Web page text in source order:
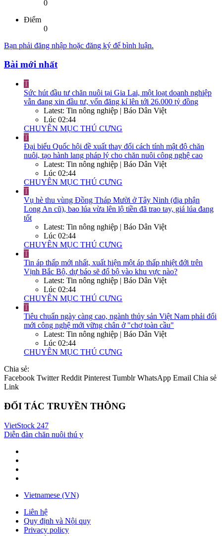
0
Điểm
0
Bạn phải đăng nhập hoặc đăng ký để bình luận.
Bài mới nhất
T
Sức hút đầu tư chăn nuôi tại Gia Lai, một loạt doanh nghiệp
vẫn đang xin đầu tư, vốn đăng kí lên tới 26.000 tỷ đồng
Latest: Tin nông nghiệp | Báo Dân Việt
Lúc 02:44
CHUYÊN MỤC THÚ CƯNG
T
Đại biểu Quốc hội đề xuất thay đổi cách tính mật độ chăn
nuôi, tạo hành lang pháp lý cho chăn nuôi công nghệ cao
Latest: Tin nông nghiệp | Báo Dân Việt
Lúc 02:44
CHUYÊN MỤC THÚ CƯNG
T
Vụ hè thu vùng Đồng Tháp Mười ở Tây Ninh (địa phận
Long An cũ), bao lúa vừa lên lộ tiền đã trao tay, giá lúa đang
tốt
Latest: Tin nông nghiệp | Báo Dân Việt
Lúc 02:44
CHUYÊN MỤC THÚ CƯNG
T
Tin áp thấp mới nhất, xuất hiện một áp thấp nhiệt đới trên
Vịnh Bắc Bộ, dự báo sẽ đổ bộ vào khu vực nào?
Latest: Tin nông nghiệp | Báo Dân Việt
Lúc 02:44
CHUYÊN MỤC THÚ CƯNG
T
Tiêu chuẩn ngày càng cao, ngành thủy sản Việt Nam phải đổi
mới công nghệ mới vững chân ở "chợ toàn cầu"
Latest: Tin nông nghiệp | Báo Dân Việt
Lúc 02:44
CHUYÊN MỤC THÚ CƯNG
Chia sẻ:
Facebook Twitter Reddit Pinterest Tumblr WhatsApp Email Chia sẻ
Link
ĐỐI TÁC TRUYỀN THÔNG
VietStock 247
Diễn đàn chăn nuôi thú y
Vietnamese (VN)
Liên hệ
Quy định và Nội quy
Privacy policy